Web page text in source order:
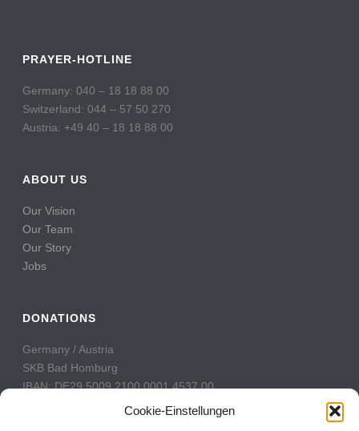
Cookie-Einstellungen
PRAYER-HOTLINE
Germany: 040 – 18 18 88 00
Switzerland: 044 – 57 50 270
Austria: +49 40 – 18 18 88 00
ABOUT US
Our Vision
Our Team
Our Story
Jobs
DONATIONS
Germany / Austria
SKB Bad Homburg
IBAN: DE29 5009 2100 0001 4537 00
BIC: GENODE51BH2